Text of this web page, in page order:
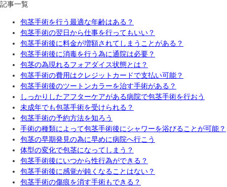
記事一覧
包茎手術を行う最適な年齢はある？
包茎手術の翌日から仕事を行ってもいい？
包茎手術後に料金が増額されてしまうことがある？
包茎手術後に消毒を行う為に通院は必要？
包茎の為現れるフォアダイス状態とは？
包茎手術の費用はクレジットカードで支払い可能？
包茎手術後のツートンカラーを治す手術がある？
しっかりしたアフターケアがある病院で包茎手術を行おう
未成年でも包茎手術を受けられる？
包茎手術の予約方法を知ろう
手術の種類によって包茎手術後にシャワーを浴びることが可能？
包茎の早期発見の為に早めに病院へ行こう
体型の変化で包茎になってしまう？
包茎手術後にいつから性行為ができる？
包茎手術後に感覚が鈍くなることはない？
包茎手術の傷痕を消す手術もできる？